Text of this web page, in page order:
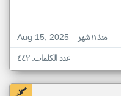
Aug 15, 2025
منذ ١١ شهر
عدد الكلمات: ٤٤٢